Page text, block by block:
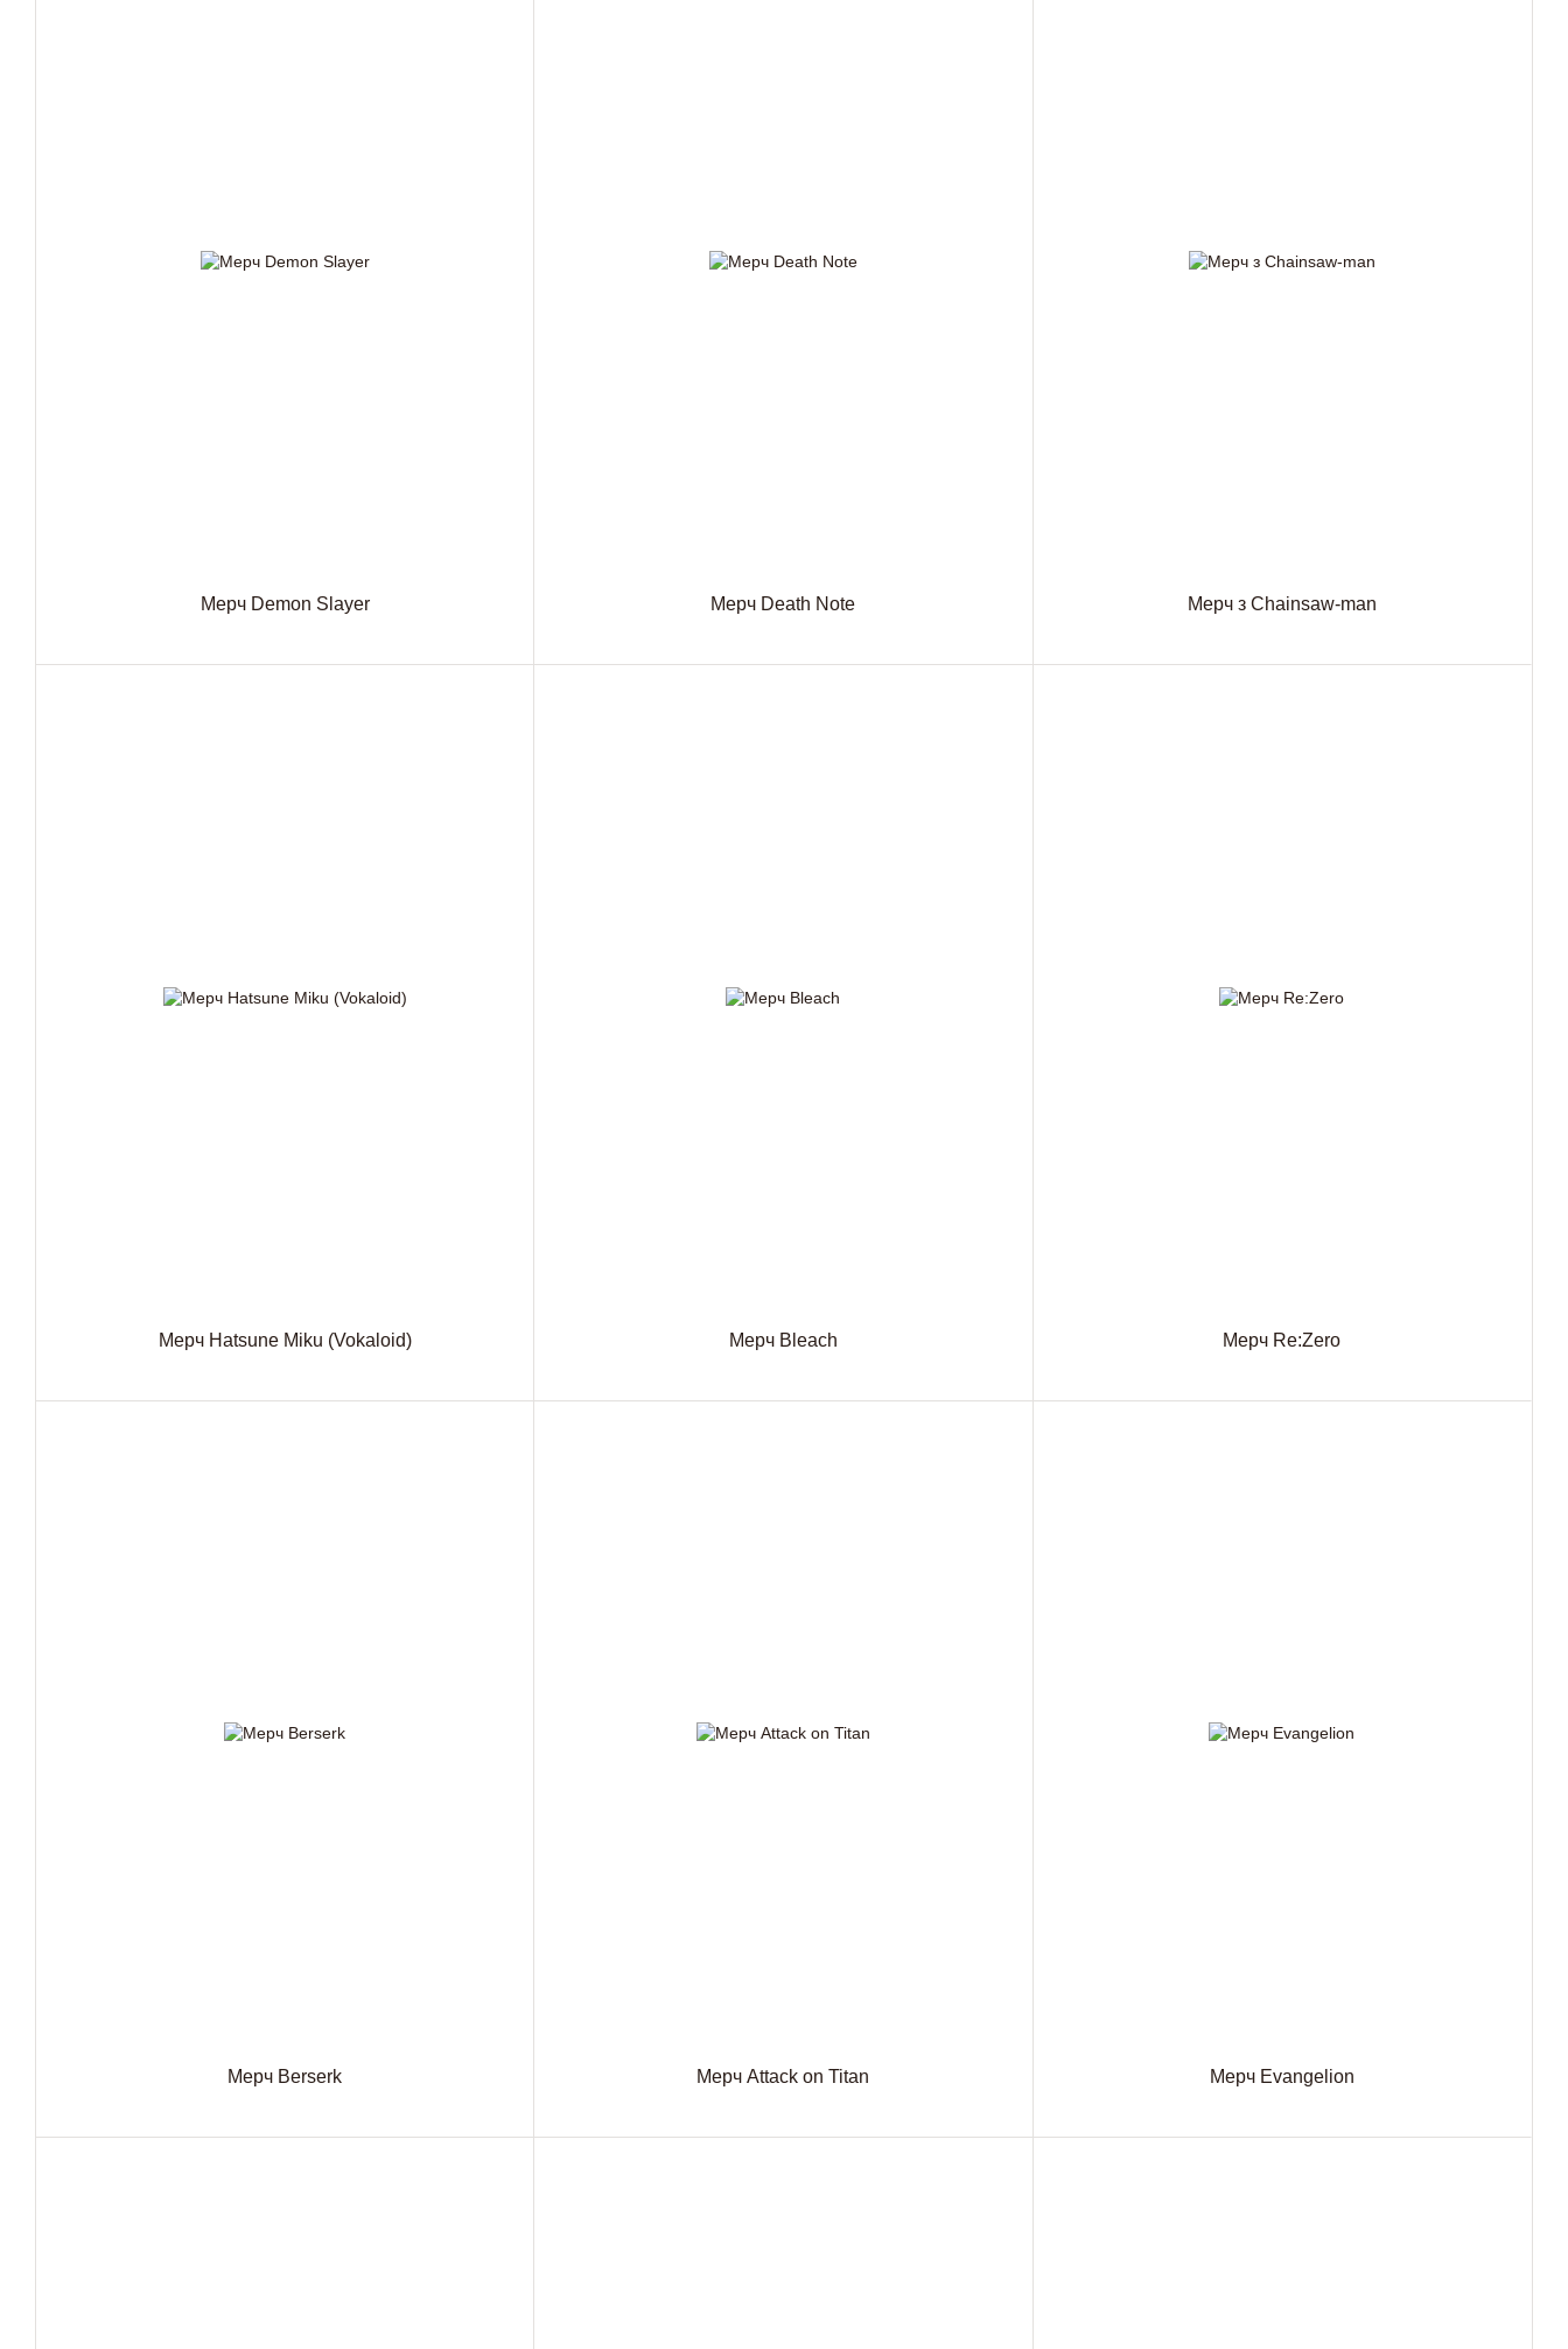
Мерч Demon Slayer Мерч Death Note Мерч з Chainsaw-man
Мерч Hatsune Miku (Vokaloid) Мерч Bleach Мерч Re:Zero
Мерч Berserk Мерч Attack on Titan Мерч Evangelion